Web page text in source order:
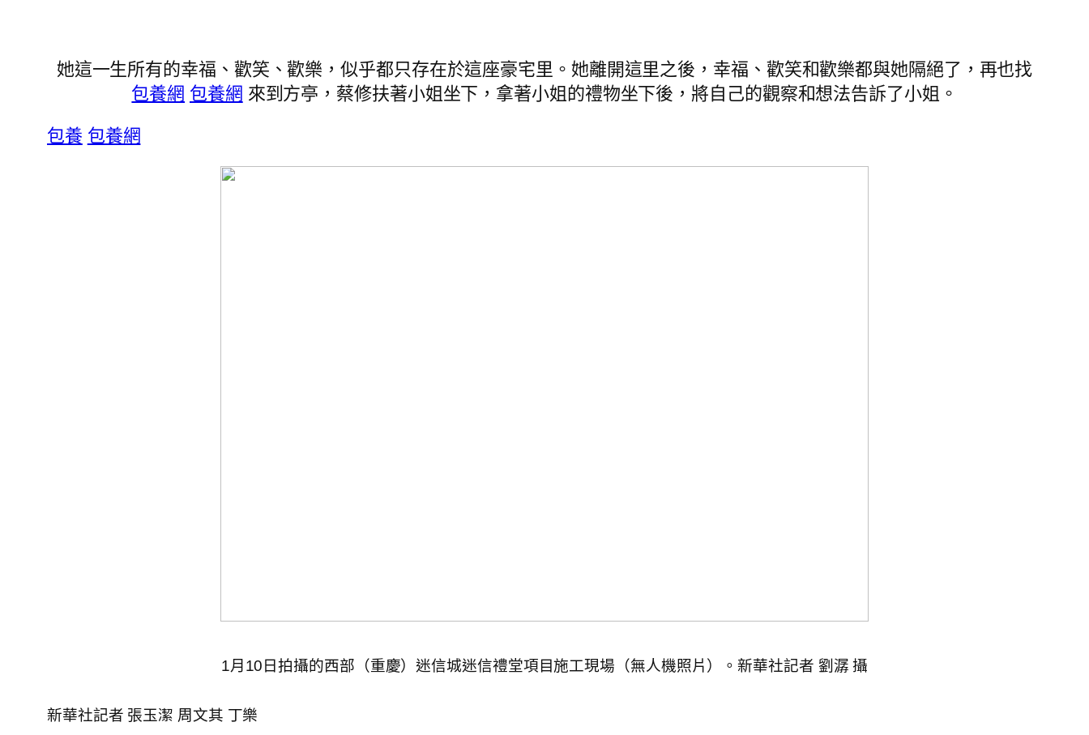
她這一生所有的幸福、歡笑、歡樂，似乎都只存在於這座豪宅里。她離開這里之後，幸福、歡笑和歡樂都與她隔絕了，再也找
包養網 包養網 來到方亭，蔡修扶著小姐坐下，拿著小姐的禮物坐下後，將自己的觀察和想法告訴了小姐。
包養 包養網
1月10日拍攝的西部（重慶）迷信城迷信禮堂項目施工現場（無人機照片）。新華社記者 劉潺 攝
新華社記者 張玉潔 周文其 丁樂